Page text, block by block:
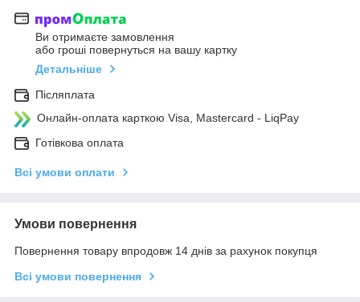
Ви отримаєте замовлення
або гроші повернуться на вашу картку
Детальніше
Післяплата
Онлайн-оплата карткою Visa, Mastercard - LiqPay
Готівкова оплата
Всі умови оплати
Умови повернення
Повернення товару впродовж 14 днів за рахунок покупця
Всі умови повернення